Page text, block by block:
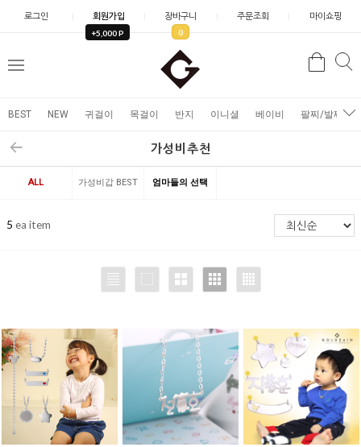
로그인 회원가입
+5,000 P
장바구니
0
주문조회 마이쇼핑
메
검
BEST NEW 귀걸이 목걸이 반지 이니셜 베이비 팔찌/발찌
가성비추천
ALL 가성비갑 BEST 엄마들의 선택
5 ea item